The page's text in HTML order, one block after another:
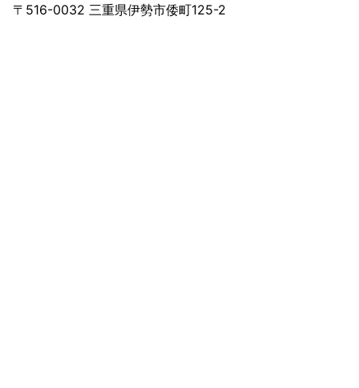
〒516-0032 三重県伊勢市倭町125-2